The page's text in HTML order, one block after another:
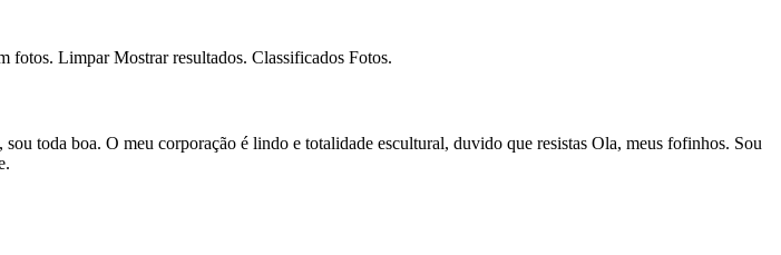
Limpar Mostrar resultados. Classificados Fotos.
toda boa. O meu corporação é lindo e totalidade escultural, duvido que resistas Ola, meus fofinhos. Sou